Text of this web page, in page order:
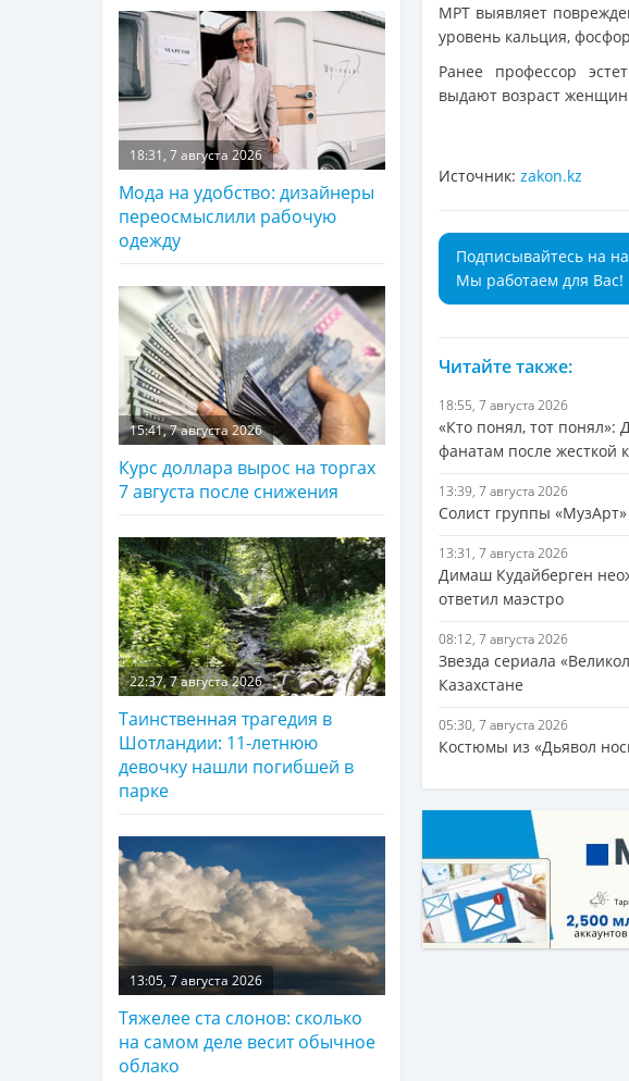
МРТ выявляет
уровень кальция,
Ранее профессор
выдают возраст
Источник: zakon.kz
Подписывайтесь на
Мы работаем для Вас!
Читайте также:
18:55, 7 августа 2026
«Кто понял, тот
фанатам после жесткой
13:39, 7 августа 2026
Солист группы
13:31, 7 августа 2026
Димаш Кудайберген
ответил маэстро
08:12, 7 августа 2026
Звезда сериала
Казахстане
05:30, 7 августа 2026
Костюмы из «Дьявол
18:31, 7 августа 2026
Мода на удобство: дизайнеры
переосмыслили рабочую
одежду
15:41, 7 августа 2026
Курс доллара вырос на торгах
7 августа после снижения
22:37, 7 августа 2026
Таинственная трагедия в
Шотландии: 11-летнюю
девочку нашли погибшей в
парке
13:05, 7 августа 2026
Тяжелее ста слонов: сколько
на самом деле весит обычное
облако